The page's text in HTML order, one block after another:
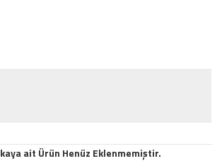
ait Ürün Henüz Eklenmemiştir.